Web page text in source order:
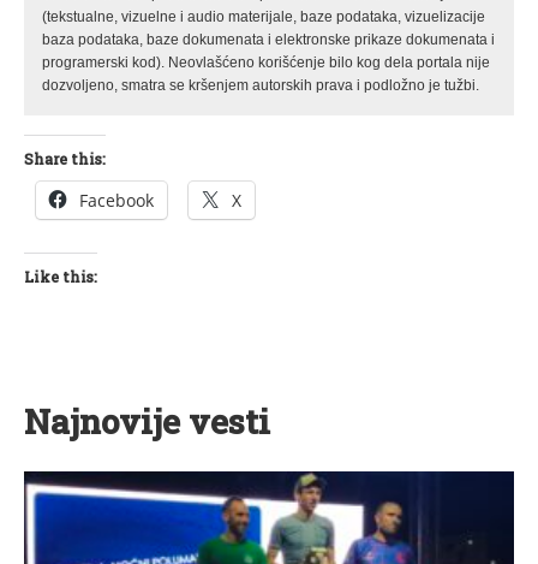
(tekstualne, vizuelne i audio materijale, baze podataka, vizuelizacije
baza podataka, baze dokumenata i elektronske prikaze dokumenata i
programerski kod). Neovlašćeno korišćenje bilo kog dela portala nije
dozvoljeno, smatra se kršenjem autorskih prava i podložno je tužbi.
Share this:
Facebook X
Like this:
Najnovije vesti